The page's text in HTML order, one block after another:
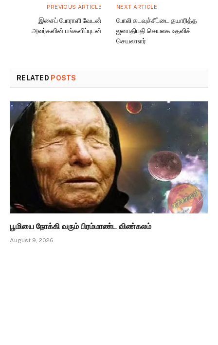
PREVIOUS ARTICLE
இசைப் போராளி வேடன்
அவர்களின் பங்களிப்புடன்
NEXT ARTICLE
போலி கடவுச்சீட்டை தயாரித்த
ஜனாதிபதி செயலக உதவிச்
செயலாளர்
RELATED POSTS
பூமியை நோக்கி வரும் பிரம்மாண்ட விண்கலம்
August 9, 2026